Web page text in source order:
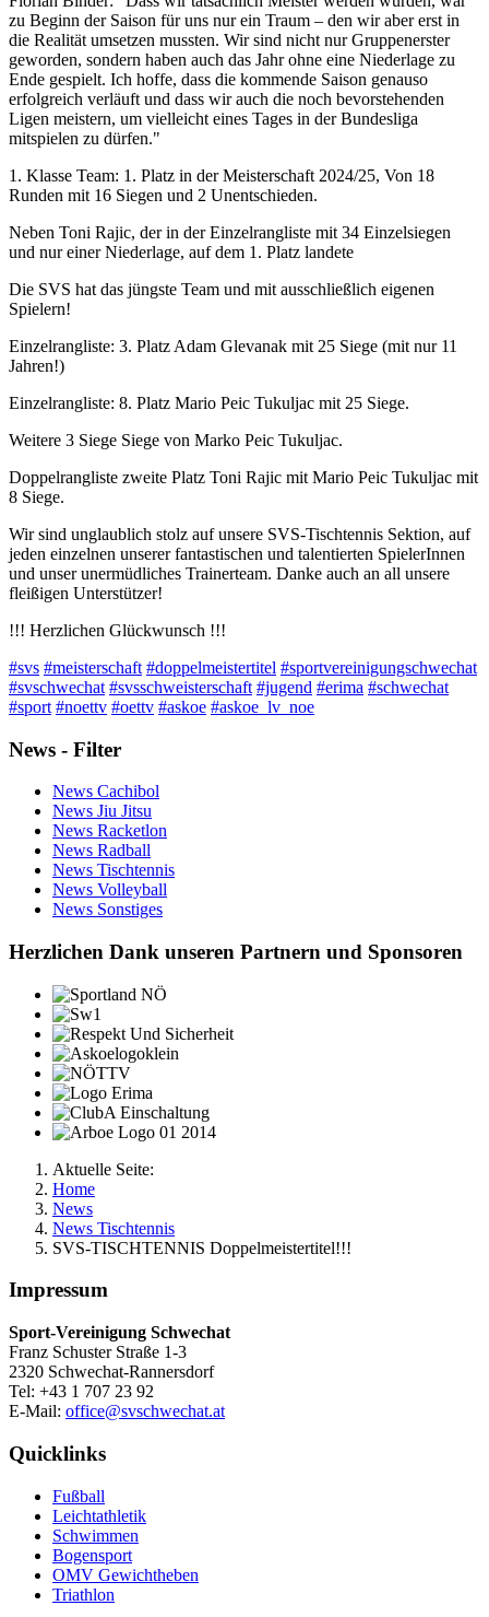
zu Beginn der Saison für uns nur ein Traum – den wir aber erst in
die Realität umsetzen mussten. Wir sind nicht nur Gruppenerster
geworden, sondern haben auch das Jahr ohne eine Niederlage zu
Ende gespielt. Ich hoffe, dass die kommende Saison genauso
erfolgreich verläuft und dass wir auch die noch bevorstehenden
Ligen meistern, um vielleicht eines Tages in der Bundesliga
mitspielen zu dürfen."
1. Klasse Team: 1. Platz in der Meisterschaft 2024/25, Von 18
Runden mit 16 Siegen und 2 Unentschieden.
Neben Toni Rajic, der in der Einzelrangliste mit 34 Einzelsiegen
und nur einer Niederlage, auf dem 1. Platz landete
Die SVS hat das jüngste Team und mit ausschließlich eigenen
Spielern!
Einzelrangliste: 3. Platz Adam Glevanak mit 25 Siege (mit nur 11
Jahren!)
Einzelrangliste: 8. Platz Mario Peic Tukuljac mit 25 Siege.
Weitere 3 Siege Siege von Marko Peic Tukuljac.
Doppelrangliste zweite Platz Toni Rajic mit Mario Peic Tukuljac mit
8 Siege.
Wir sind unglaublich stolz auf unsere SVS-Tischtennis Sektion, auf
jeden einzelnen unserer fantastischen und talentierten SpielerInnen
und unser unermüdliches Trainerteam. Danke auch an all unsere
fleißigen Unterstützer!
!!! Herzlichen Glückwunsch !!!
#svs #meisterschaft #doppelmeistertitel #sportvereinigungschwechat
#svschwechat #svsschweisterschaft #jugend #erima #schwechat
#sport #noettv #oettv #askoe #askoe_lv_noe
News - Filter
News Cachibol
News Jiu Jitsu
News Racketlon
News Radball
News Tischtennis
News Volleyball
News Sonstiges
Herzlichen Dank unseren Partnern und Sponsoren
Aktuelle Seite:
Home
News
News Tischtennis
SVS-TISCHTENNIS Doppelmeistertitel!!!
Impressum
Sport-Vereinigung Schwechat
Franz Schuster Straße 1-3
2320 Schwechat-Rannersdorf
Tel: +43 1 707 23 92
E-Mail: office@svschwechat.at
Quicklinks
Fußball
Leichtathletik
Schwimmen
Bogensport
OMV Gewichtheben
Triathlon